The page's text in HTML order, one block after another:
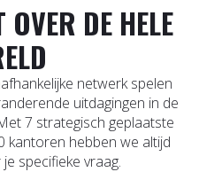
OVER DE HELE
netwerk spelen
uitdagingen in de
7 strategisch geplaatste
kantoren hebben we altijd
specifieke vraag.